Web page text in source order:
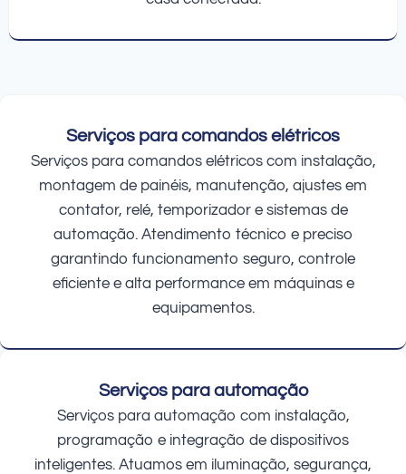
Serviços para comandos elétricos
Serviços para comandos elétricos com instalação,
montagem de painéis, manutenção, ajustes em
contator, relé, temporizador e sistemas de
automação. Atendimento técnico e preciso
garantindo funcionamento seguro, controle
eficiente e alta performance em máquinas e
equipamentos.
Serviços para automação
Serviços para automação com instalação,
programação e integração de dispositivos
inteligentes. Atuamos em iluminação, segurança,